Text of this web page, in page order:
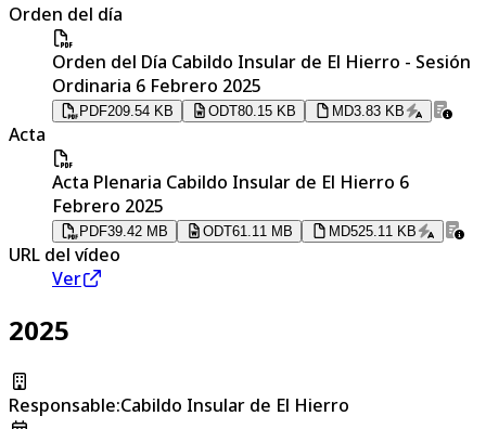
Orden del día
Orden del Día Cabildo Insular de El Hierro - Sesión
Ordinaria 6 Febrero 2025
PDF209.54 KB ODT80.15 KB MD3.83 KB
Acta
Acta Plenaria Cabildo Insular de El Hierro 6
Febrero 2025
PDF39.42 MB ODT61.11 MB MD525.11 KB
URL del vídeo
Ver
2025
Responsable:Cabildo Insular de El Hierro